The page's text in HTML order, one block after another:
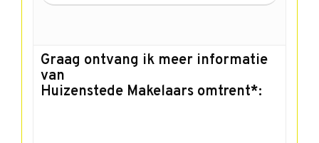
Graag ontvang ik meer informatie
van
Huizenstede Makelaars omtrent*: